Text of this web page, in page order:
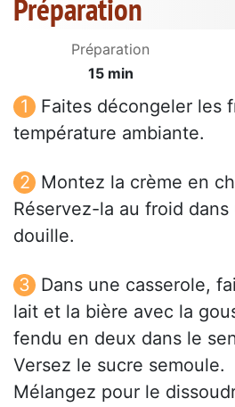
Préparation
Préparation
15 min
Faites décongeler les
température ambiante.
Montez la crème en
Réservez-la au froid
douille.
Dans une casserole,
lait et la bière avec la
fendu en deux dans le
Versez le sucre semoule.
Mélangez pour le